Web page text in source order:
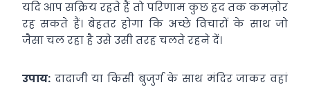
यदि आप सक्रिय रहते हैं तो परिणाम कुछ हद तक कमज़ोर
रह सकते हैं। बेहतर होगा कि अच्छे विचारों के साथ जो
जैसा चल रहा है उसे उसी तरह चलते रहने दें।
उपाय: दादाजी या किसी बुजुर्ग के साथ मंदिर जाकर वहां